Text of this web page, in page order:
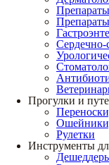
Сердечно-
Прогулки и
Рулетки
Инструменты